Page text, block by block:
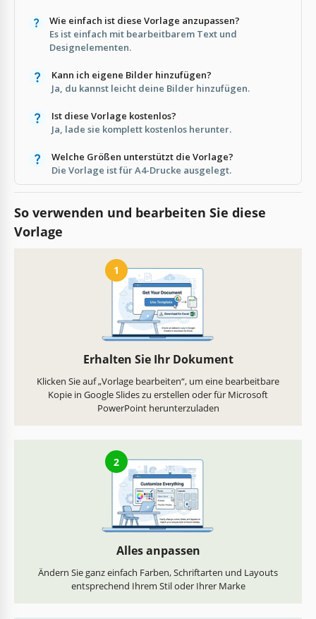
Wie einfach ist diese Vorlage anzupassen?
Es ist einfach mit bearbeitbarem Text und
Designelementen.
Kann ich eigene Bilder hinzufügen?
Ja, du kannst leicht deine Bilder hinzufügen.
Ist diese Vorlage kostenlos?
Ja, lade sie komplett kostenlos herunter.
Welche Größen unterstützt die Vorlage?
Die Vorlage ist für A4-Drucke ausgelegt.
So verwenden und bearbeiten Sie diese
Vorlage
1
Erhalten Sie Ihr Dokument
Klicken Sie auf „Vorlage bearbeiten“, um eine bearbeitbare
Kopie in Google Slides zu erstellen oder für Microsoft
PowerPoint herunterzuladen
2
Alles anpassen
Ändern Sie ganz einfach Farben, Schriftarten und Layouts
entsprechend Ihrem Stil oder Ihrer Marke